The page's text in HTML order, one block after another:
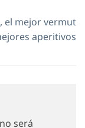
el mejor vermut
aperitivos
será